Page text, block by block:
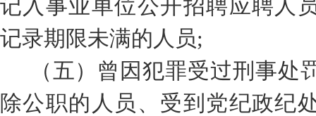
记入事业单位公开招聘应聘人
记录期限未满的人员;
（五）曾因犯罪受过刑事处
除公职的人员、受到党纪政纪